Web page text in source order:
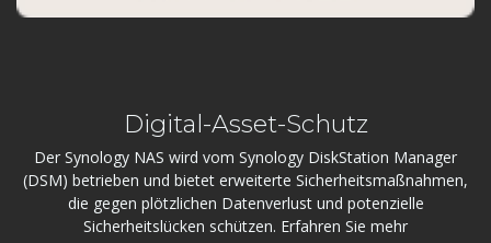
Digital-Asset-Schutz
Der Synology NAS wird vom Synology DiskStation Manager
(DSM) betrieben und bietet erweiterte Sicherheitsmaßnahmen,
die gegen plötzlichen Datenverlust und potenzielle
Sicherheitslücken schützen. Erfahren Sie mehr